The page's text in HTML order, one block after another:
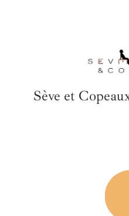
Sève et